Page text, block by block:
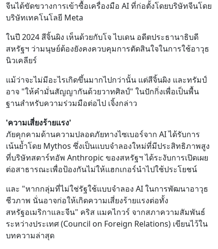
จีนได้ขัดขวางการเข้าซื้อเครื่องมือ AI ที่ก่อตั้งโดยบริษัทจีนโดย
บริษัทเทคโนโลยี Meta
ในปี 2024 สีจิ้นผิง เห็นด้วยกับโจ ไบเดน อดีตประธานาธิบดี
สหรัฐฯ ว่ามนุษย์ต้องยังคงควบคุมการตัดสินใจในการใช้อาวุธ
นิวเคลียร์
แม้ว่าจะไม่มีอะไรเกิดขึ้นมากไปกว่านั้น แต่สีจิ้นผิง และทรัมป์
อาจ "ให้คำมั่นสัญญากันด้วยวาทศิลป์" ในปักกิ่งเพื่อเป็นพื้น
ฐานสำหรับความร่วมมือต่อไป เจิ้งกล่าว
'ความเสี่ยงร้ายแรง'
ภัยคุกคามด้านความปลอดภัยทางไซเบอร์จาก AI ได้รับการ
เน้นย้ำโดย Mythos ซึ่งเป็นแบบจำลองใหม่ที่มีประสิทธิภาพสูง
ที่บริษัทสตาร์ทอัพ Anthropic ของสหรัฐฯ ได้ระงับการเปิดเผย
ต่อสาธารณะเพื่อป้องกันไม่ให้แฮกเกอร์นำไปใช้ประโยชน์
และ "หากกลุ่มที่ไม่ใช่รัฐใช้แบบจำลอง AI ในการพัฒนาอาวุธ
ชีวภาพ นั่นอาจก่อให้เกิดความเสี่ยงร้ายแรงต่อทั้ง
สหรัฐอเมริกาและจีน" คริส แมคไกวร์ จากสภาความสัมพันธ์
ระหว่างประเทศ (Council on Foreign Relations) เขียนไว้ใน
บทความล่าสุด